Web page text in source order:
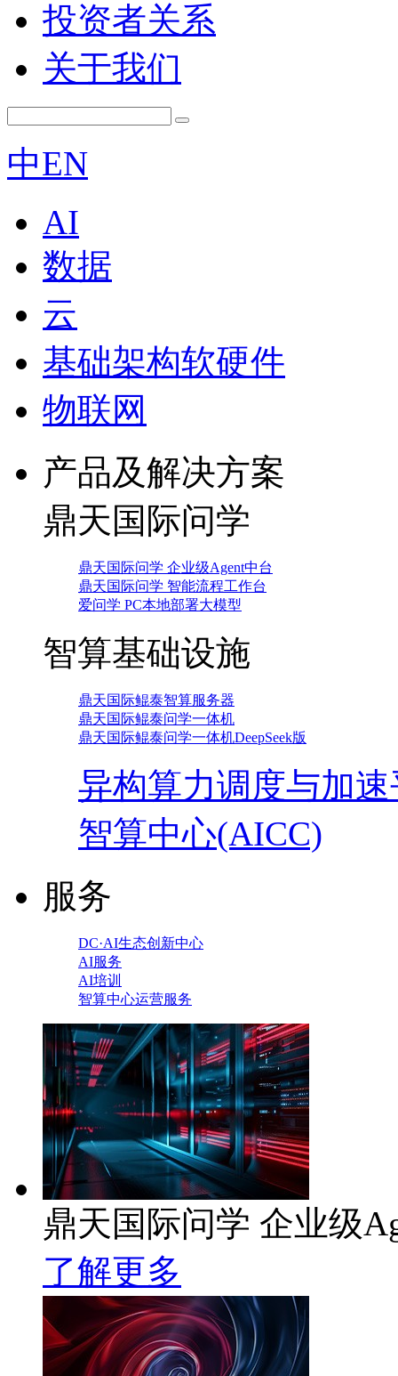
投资者关系
关于我们
中EN
AI
数据
云
基础架构软硬件
物联网
产品及解决方案
鼎天国际问学
鼎天国际问学 企业级Agent中台
鼎天国际问学 智能流程工作台
爱问学 PC本地部署大模型
智算基础设施
鼎天国际鲲泰智算服务器
鼎天国际鲲泰问学一体机
鼎天国际鲲泰问学一体机DeepSeek版
异构算力调度与加
智算中心(AICC)
服务
DC·AI生态创新中心
AI服务
AI培训
智算中心运营服务
鼎天国际问学 企业级
了解更多